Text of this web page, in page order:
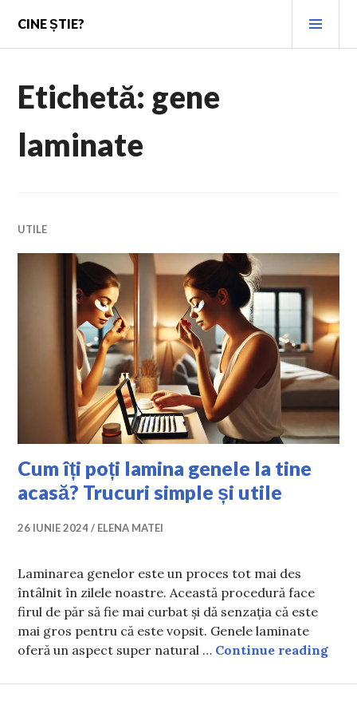
content
CINE ȘTIE?
Etichetă: gene
laminate
UTILE
Cum îți poți lamina genele la tine
acasă? Trucuri simple și utile
26 IUNIE 2024 ELENA MATEI
Laminarea genelor este un proces tot mai des
întâlnit în zilele noastre. Această procedură face
firul de păr să fie mai curbat și dă senzația că este
mai gros pentru că este vopsit. Genele laminate
oferă un aspect super natural … Continue reading